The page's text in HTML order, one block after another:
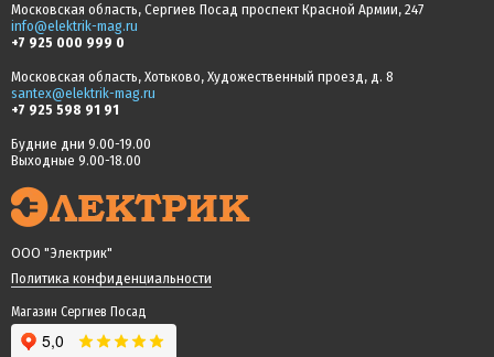
Московская область, Сергиев Посад проспект Красной Армии, 247
info@elektrik-mag.ru
+7 925 000 999 0
Московская область, Хотьково, Художественный проезд, д. 8
santex@elektrik-mag.ru
+7 925 598 91 91
Будние дни 9.00-19.00
Выходные 9.00-18.00
ООО "Электрик"
Политика конфиденциальности
Магазин Сергиев Посад